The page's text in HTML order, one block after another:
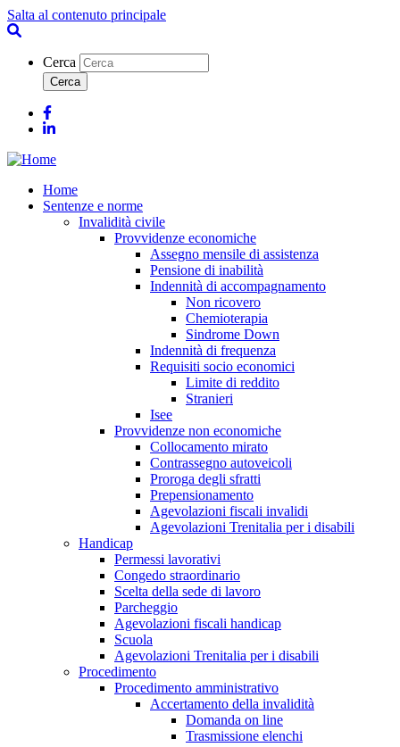
Salta al contenuto principale
Cerca
Facebook
Linkedin
Home
Sentenze e norme
Invalidità civile
Provvidenze economiche
Assegno mensile di assistenza
Pensione di inabilità
Indennità di accompagnamento
Non ricovero
Chemioterapia
Sindrome Down
Indennità di frequenza
Requisiti socio economici
Limite di reddito
Stranieri
Isee
Provvidenze non economiche
Collocamento mirato
Contrassegno autoveicoli
Proroga degli sfratti
Prepensionamento
Agevolazioni fiscali invalidi
Agevolazioni Trenitalia per i disabili
Handicap
Permessi lavorativi
Congedo straordinario
Scelta della sede di lavoro
Parcheggio
Agevolazioni fiscali handicap
Scuola
Agevolazioni Trenitalia per i disabili
Procedimento
Procedimento amministrativo
Accertamento della invalidità
Domanda on line
Trasmissione elenchi